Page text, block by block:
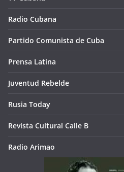
Radio Cubana
Partido Comunista de Cuba
Prensa Latina
Juventud Rebelde
Rusia Today
Revista Cultural Calle B
Radio Arimao